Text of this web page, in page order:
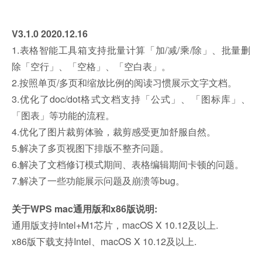
V3.1.0 2020.12.16
1.表格智能工具箱支持批量计算「加/减/乘/除」、批量删
除「空行」、「空格」、「空白表」。
2.按照单页/多页和缩放比例的阅读习惯展示文字文档。
3.优化了doc/dot格式文档支持「公式」、「图标库」、
「图表」等功能的流程。
4.优化了图片裁剪体验，裁剪感受更加舒服自然。
5.解决了多页视图下排版不整齐问题。
6.解决了文档修订模式期间、表格编辑期间卡顿的问题。
7.解决了一些功能展示问题及崩溃等bug。
关于WPS mac通用版和x86版说明:
通用版支持Intel+M1芯片，macOS X 10.12及以上.
x86版下载支持Intel、macOS X 10.12及以上.